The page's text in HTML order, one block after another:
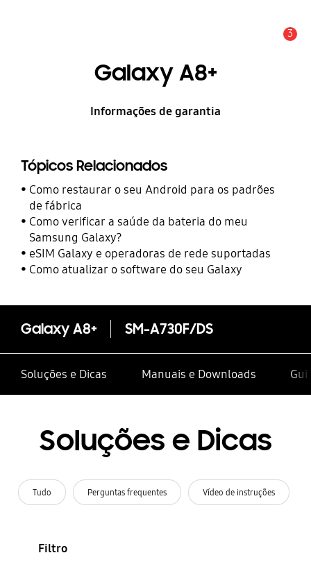
3
Galaxy A8+
Informações de garantia
Tópicos Relacionados
Como restaurar o seu Android para os padrões
de fábrica
Como verificar a saúde da bateria do meu
Samsung Galaxy?
eSIM Galaxy e operadoras de rede suportadas
Como atualizar o software do seu Galaxy
Galaxy A8+ SM-A730F/DS
Soluções e Dicas Manuais e Downloads
Soluções e Dicas
Tudo Perguntas frequentes Vídeo de instruções
Filtro